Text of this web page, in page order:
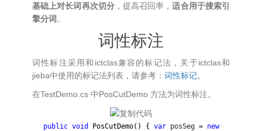
基础上对长词再次切分，提高召回率，适合用于搜索引
擎分词。
词性标注
词性标注采用和ictclas兼容的标记法，关于ictclas和
jieba中使用的标记法列表，请参考： 词性标记。
在TestDemo.cs 中PosCutDemo 方法为词性标注。
public void PosCutDemo() { varposSeg = new